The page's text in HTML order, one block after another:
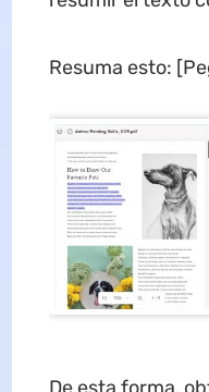
Resuma esto: